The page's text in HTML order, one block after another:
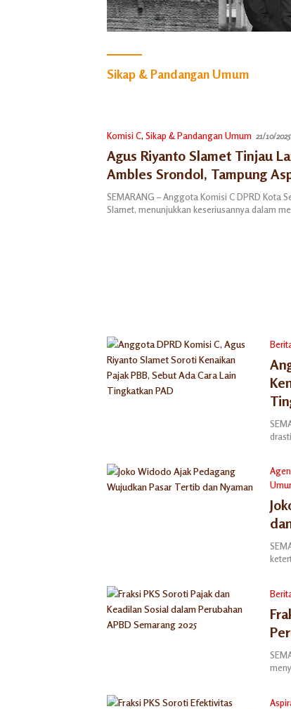
Sikap & Pandangan Umum
Komisi C, Sikap & Pandangan Umum 21/10/2025
Agus Riyanto Slamet Tinjau
Ambles Srondol, Tampung
Demi Percepatan Penanganan
SEMARANG – Anggota Komisi C DPRD Kota
Slamet, menunjukkan keseriusannya dalam
07/